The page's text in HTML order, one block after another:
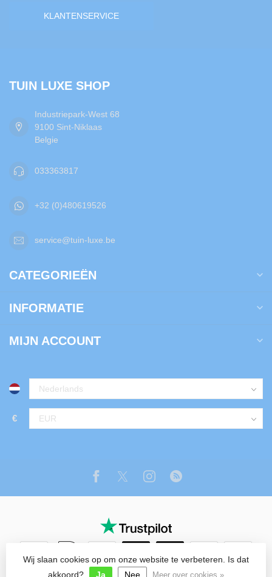
KLANTENSERVICE
TUIN LUXE SHOP
Industriepark-West 68
9100 Sint-Niklaas
Belgie
033363817
+32 (0)480619526
service@tuin-luxe.be
CATEGORIEËN
INFORMATIE
MIJN ACCOUNT
€
© Copyright 2026 Tuin Luxe Shop
Wij slaan cookies op om onze website te verbeteren. Is dat
akkoord?
Ja Nee Meer over cookies »